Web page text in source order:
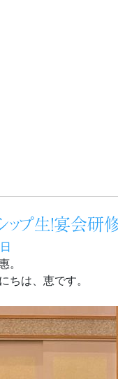
ップ生！宴会
。
ちは、恵です。